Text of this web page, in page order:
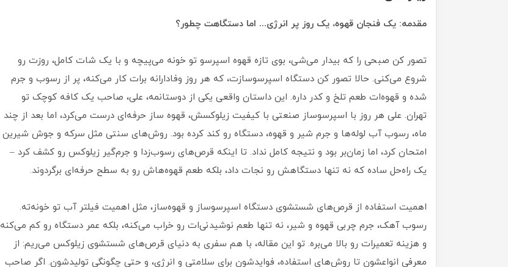
مقدمه: یک فنجان قهوه، یک روز پر انرژی... اما دستگاهت چطور؟
تصور کن صبحی را که بیدار می‌شی، بوی تازه قهوه اسپرسو تو خونه می‌پیچه و با یک شات کامل، روزت رو
شروع می‌کنی. حالا تصور کن دستگاه اسپرسوسازت، که هر روز وفادارانه برات کار می‌کنه، پر از رسوب و جرم
شده و قهوه‌ات طعم تلخ و کدر داره. این داستان واقعی یکی از دوستانمه، علی، صاحب یک کافه کوچک تو
تهران. علی هر روز با اسپرسوساز صنعتی با کیفیت زیلوکسش، قهوه ساز حرفه‌ای درست می‌کرد، اما بعد از چند
ماه، رسوب آب لوله‌ها و جرم شیر و قهوه، دستگاه رو کند کرده بود. روش‌های سنتی مثل سرکه و جوش شیرین
امتحان کرد، اما زمان‌بر بود و نتیجه کامل نداد. تا اینکه قرص‌های رسوب‌زدا و جرم‌گیر زیلوکس رو کشف کرد –
یک راه‌حل ساده که نه تنها دستگاهش رو نجات داد، بلکه طعم قهوه‌هاش رو به سطح حرفه‌ای برگردوند.
اهمیت استفاده از قرص‌های شستشوی دستگاه اسپرسوساز و قهوه‌ساز، مثل اهمیت فیلتر آب تو خونه‌ته.
رسوب آهک، جرم چربی قهوه و شیر، نه تنها طعم نوشیدنی‌ات رو خراب می‌کنه، بلکه عمر دستگاه رو کم می‌کنه
و هزینه تعمیرات رو بالا می‌بره. تو این مقاله، با هم سفری به دنیای قرص‌های شستشوی زیلوکس می‌ریم: از
معرفی انواعشون تا روش‌های استفاده، فوایدشون برای سلامتی و انرژی، و حتی چگونگی تولیدشون. اگر صاحب